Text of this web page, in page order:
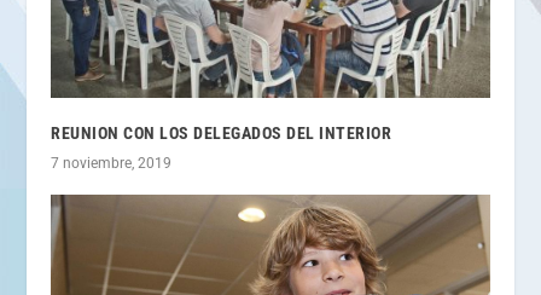
REUNION CON LOS DELEGADOS DEL INTERIOR
7 noviembre, 2019